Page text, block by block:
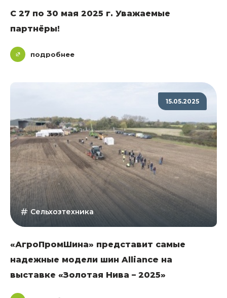
С 27 по 30 мая 2025 г. Уважаемые
партнёры!
подробнее
15.05.2025
Сельхозтехника
«АгроПромШина» представит самые
надежные модели шин Alliance на
выставке «Золотая Нива – 2025»